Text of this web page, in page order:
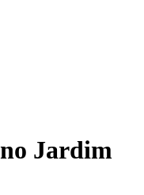
Jardim